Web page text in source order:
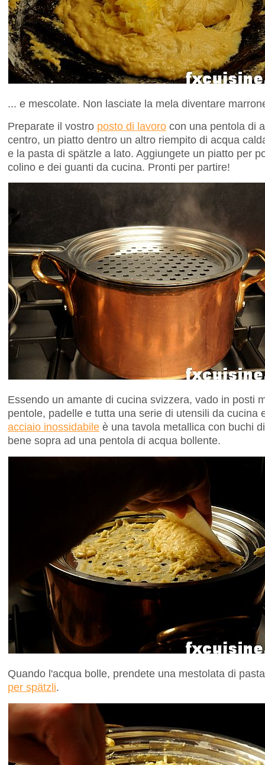
... e mescolate. Non lasciate la mela diventare
Preparate il vostro posto di lavoro con una pentola di
centro, un piatto dentro un altro riempito di acqua
e la pasta di spätzle a lato. Aggiungete un piatto per
colino e dei guanti da cucina. Pronti per partire!
Essendo un amante di cucina svizzera, vado in posti
pentole, padelle e tutta una serie di utensili da cucina
acciaio inossidabile è una tavola metallica con buchi
bene sopra ad una pentola di acqua bollente.
Quando l'acqua bolle, prendete una mestolata di
per spätzli.